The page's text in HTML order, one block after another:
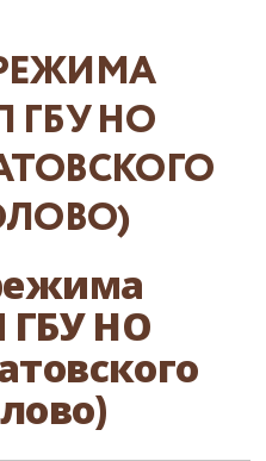
ГБУ НО
ГБУ НО